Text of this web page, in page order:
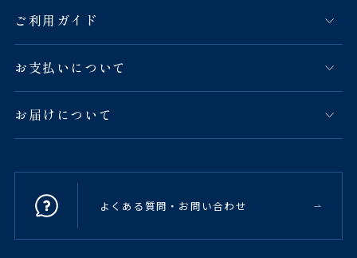
ご利用ガイド
お支払いについて
お届けについて
よくある質問・お問い合わせ